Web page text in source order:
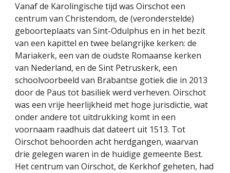
Vanaf de Karolingische tijd was Oirschot een
centrum van Christendom, de (veronderstelde)
geboorteplaats van Sint-Odulphus en in het bezit
van een kapittel en twee belangrijke kerken: de
Mariakerk, een van de oudste Romaanse kerken
van Nederland, en de Sint Petruskerk, een
schoolvoorbeeld van Brabantse gotiek die in 2013
door de Paus tot basiliek werd verheven. Oirschot
was een vrije heerlijkheid met hoge jurisdictie, wat
onder andere tot uitdrukking komt in een
voornaam raadhuis dat dateert uit 1513. Tot
Oirschot behoorden acht herdgangen, waarvan
drie gelegen waren in de huidige gemeente Best.
Het centrum van Oirschot, de Kerkhof geheten, had